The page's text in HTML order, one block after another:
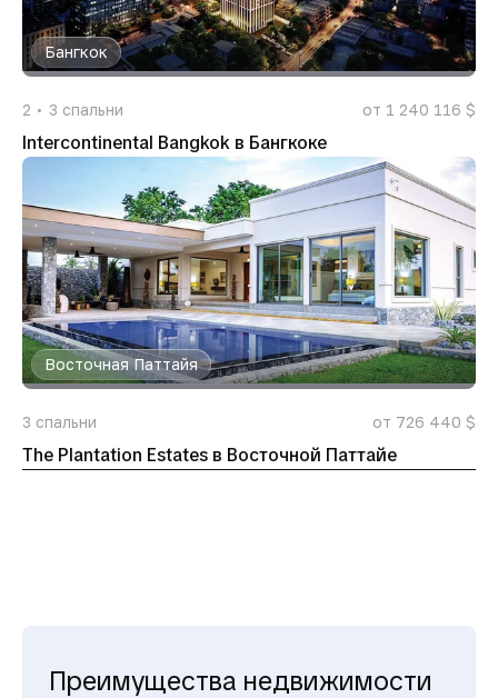
Бангкок
2 3 спальни от 1 240 116 $
Intercontinental Bangkok в Бангкоке
Восточная Паттайя
3 спальни от 726 440 $
The Plantation Estates в Восточной Паттайе
Преимущества недвижимости